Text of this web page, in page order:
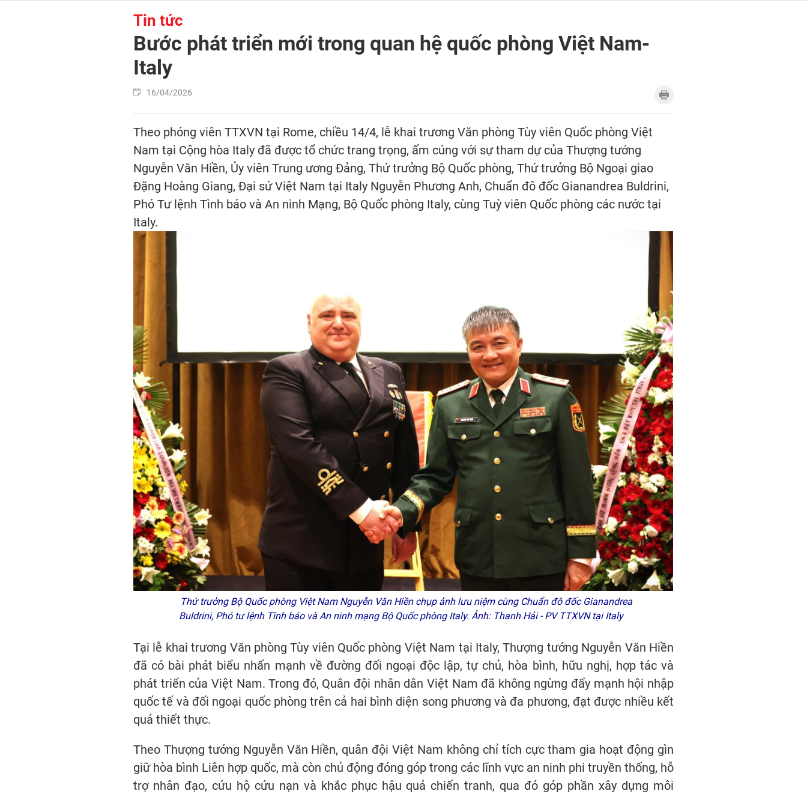
Tin tức
Bước phát triển mới trong quan hệ quốc phòng Việt Nam-
Italy
16/04/2026
Theo phóng viên TTXVN tại Rome, chiều 14/4, lễ khai trương Văn phòng Tùy viên Quốc phòng Việt
Nam tại Cộng hòa Italy đã được tổ chức trang trọng, ấm cúng với sự tham dự của Thượng tướng
Nguyễn Văn Hiền, Ủy viên Trung ương Đảng, Thứ trưởng Bộ Quốc phòng, Thứ trưởng Bộ Ngoại giao
Đặng Hoàng Giang, Đại sứ Việt Nam tại Italy Nguyễn Phương Anh, Chuẩn đô đốc Gianandrea Buldrini,
Phó Tư lệnh Tình báo và An ninh Mạng, Bộ Quốc phòng Italy, cùng Tuỳ viên Quốc phòng các nước tại
Italy.
Thứ trưởng Bộ Quốc phòng Việt Nam Nguyễn Văn Hiền chụp ảnh lưu niệm cùng Chuẩn đô đốc Gianandrea
Buldrini, Phó tư lệnh Tình báo và An ninh mạng Bộ Quốc phòng Italy. Ảnh: Thanh Hải - PV TTXVN tại Italy
Tại lễ khai trương Văn phòng Tùy viên Quốc phòng Việt Nam tại Italy, Thượng tướng Nguyễn Văn Hiền
đã có bài phát biểu nhấn mạnh về đường đối ngoại độc lập, tự chủ, hòa bình, hữu nghị, hợp tác và
phát triển của Việt Nam. Trong đó, Quân đội nhân dân Việt Nam đã không ngừng đẩy mạnh hội nhập
quốc tế và đối ngoại quốc phòng trên cả hai bình diện song phương và đa phương, đạt được nhiều kết
quả thiết thực.
Theo Thượng tướng Nguyễn Văn Hiền, quân đội Việt Nam không chỉ tích cực tham gia hoạt động gìn
giữ hòa bình Liên hợp quốc, mà còn chủ động đóng góp trong các lĩnh vực an ninh phi truyền thống, hỗ
trợ nhân đạo, cứu hộ cứu nạn và khắc phục hậu quả chiến tranh, qua đó góp phần xây dựng môi